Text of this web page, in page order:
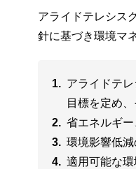
アライドテレシス
針に基づき環境マ
アライドテ
目標を定め
省エネルギ
環境影響低
適用可能な環